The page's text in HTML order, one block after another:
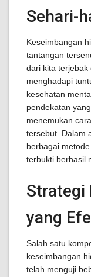
Sehari-
Keseimbangan
tantangan
dari kita terjebak
menghadapi
kesehatan
pendekatan
menemukan
tersebut. Dalam
berbagai
terbukti berhasil
Strategi
yang
Salah satu
keseimbangan
telah menguji